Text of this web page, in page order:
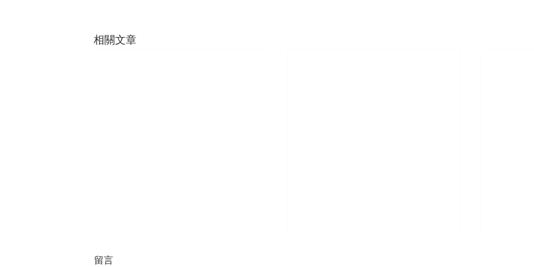
相關文章
留言